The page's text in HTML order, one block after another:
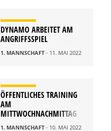
DYNAMO ARBEITET AM
ANGRIFFSSPIEL
1. MANNSCHAFT- 11. MAI 2022
ÖFFENTLICHES TRAINING
AM
MITTWOCHNACHMITTAG
1. MANNSCHAFT- 10. MAI 2022